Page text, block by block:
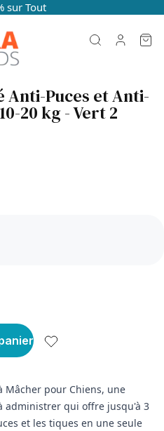
sur Tout
Puces et Anti-
20 kg - Vert 2
Mâcher pour Chiens, une
administrer qui offre jusqu'à 3
et les tiques en une seule